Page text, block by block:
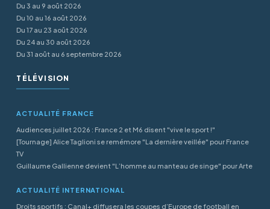
Du 3 au 9 août 2026
Du 10 au 16 août 2026
Du 17 au 23 août 2026
Du 24 au 30 août 2026
Du 31 août au 6 septembre 2026
TÉLÉVISION
ACTUALITÉ FRANCE
Audiences juillet 2026 : France 2 et M6 disent "vive le sport !"
[Tournage] Alice Taglioni se remémore "La dernière veillée" pour France
TV
Guillaume Gallienne devient "L’homme au manteau de singe" pour Arte
ACTUALITÉ INTERNATIONAL
Droits sportifs : Canal+ diffusera les coupes d’Europe de football en